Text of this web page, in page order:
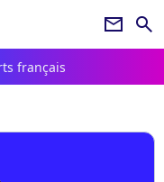
newsletter search
français